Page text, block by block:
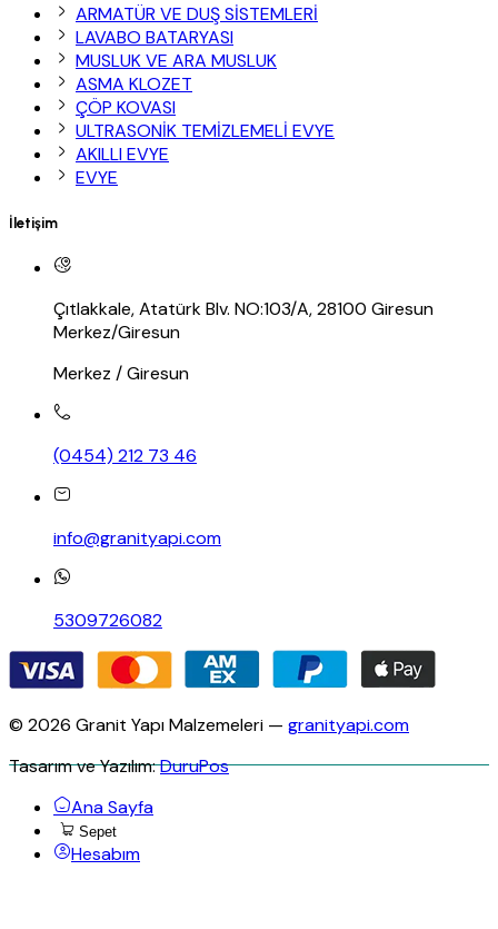
ARMATÜR VE DUŞ SİSTEMLERİ
LAVABO BATARYASI
MUSLUK VE ARA MUSLUK
ASMA KLOZET
ÇÖP KOVASI
ULTRASONİK TEMİZLEMELİ EVYE
AKILLI EVYE
EVYE
İletişim
Çıtlakkale, Atatürk Blv. NO:103/A, 28100 Giresun
Merkez/Giresun
Merkez / Giresun
(0454) 212 73 46
info@granityapi.com
5309726082
© 2026 Granit Yapı Malzemeleri — granityapi.com
Tasarım ve Yazılım:DuruPos
Ana Sayfa
Sepet
Hesabım